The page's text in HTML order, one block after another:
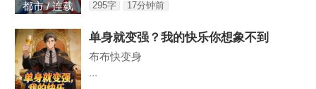
都市 / 连载 295字 17分钟前
单身就变强？我的快乐你想象不到
布布快变身
...